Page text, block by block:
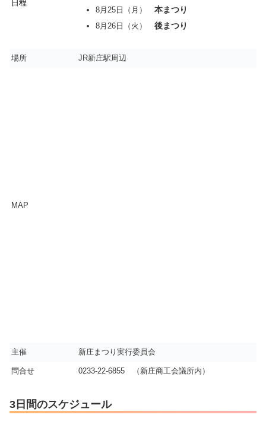
日程
8月25日（月） 本まつり
8月26日（火） 後まつり
場所 JR新庄駅周辺
MAP
主催 新庄まつり実行委員会
問合せ 0233-22-6855 （新庄商工会議所内）
3日間のスケジュール